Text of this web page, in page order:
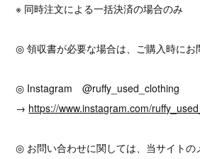
※ 同時注文による一括決済の場合のみ
◎ 領収書が必要な場合は、ご購入時にお
◎ Instagram @ruffy_used_clothing
→ https://www.instagram.com/
◎ お問い合わせに関しては、当サイトの